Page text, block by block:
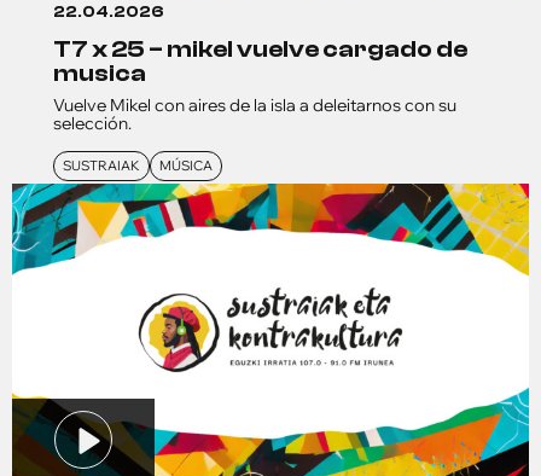
22.04.2026
t7 x 25 – mikel vuelve cargado de
musica
Vuelve Mikel con aires de la isla a deleitarnos con su
selección.
SUSTRAIAK MÚSICA